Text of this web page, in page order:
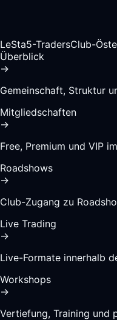
LeSta5-TradersClub-
Überblick
→
Gemeinschaft, Struktur
Mitgliedschaften
→
Free, Premium und VIP
Roadshows
→
Club-Zugang zu
Live Trading
→
Live-Formate innerhalb
Workshops
→
Vertiefung, Training und